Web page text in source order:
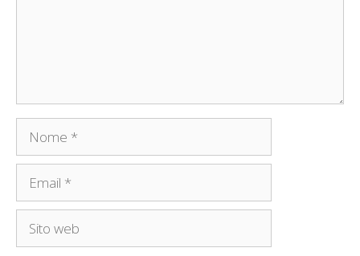
Nome
Email
Sito